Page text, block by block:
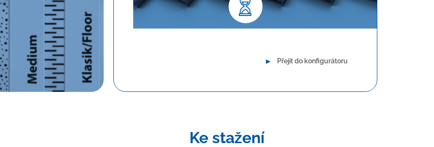
► Přejít do konfigurátoru
Ke stažení